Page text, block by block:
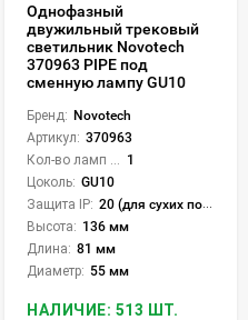
Однофазный
двужильный трековый
светильник Novotech
370963 PIPE под
сменную лампу GU10
Бренд: Novotech
Артикул: 370963
1
Цоколь: GU10
Защита IP: 20 (для сухих пом.)
Высота: 136 мм
Длина: 81 мм
Диаметр: 55 мм
НАЛИЧИЕ: 513 ШТ.